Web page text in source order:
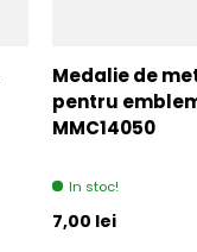
Medalie de
pentru
MMC14050
In stoc!
Pret initial
7,00 lei